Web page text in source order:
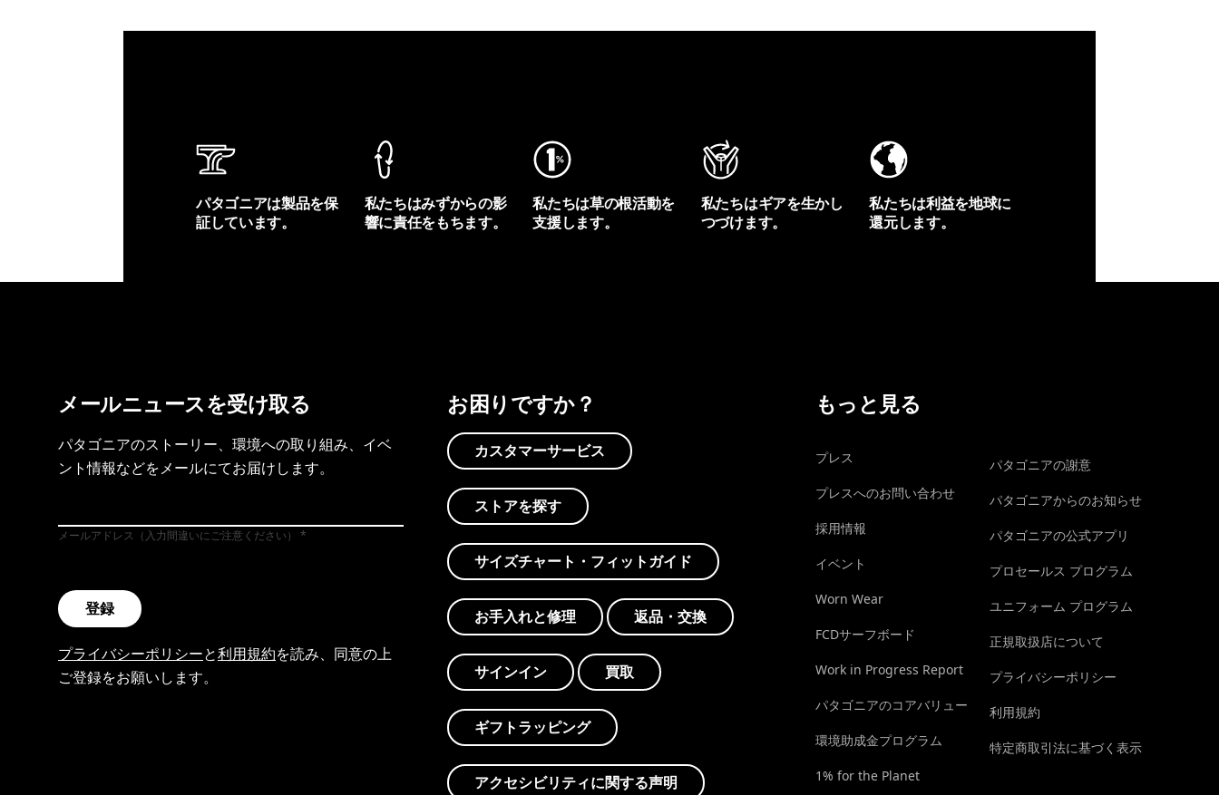
パタゴニアは製品を保
証しています。
私たちはみずからの影
響に責任をもちます。
私たちは草の根活動を
支援します。
私たちはギアを生かし
つづけます。
私たちは利益を地球に
還元します。
メールニュースを受け取る
パタゴニアのストーリー、環境への取り組み、イベ
ント情報などをメールにてお届けします。
メールアドレス（入力間違いにご注意ください）
登録
プライバシーポリシーと利用規約を読み、同意の上
ご登録をお願いします。
お困りですか？
カスタマーサービス
ストアを探す
サイズチャート・フィットガイド
お手入れと修理 返品・交換
サインイン 買取
ギフトラッピング
アクセシビリティに関する声明
もっと見る
プレス
プレスへのお問い合わせ
採用情報
イベント
Worn Wear
FCDサーフボード
Work in Progress Report
パタゴニアのコアバリュー
環境助成金プログラム
1% for the Planet
パタゴニアの謝意
パタゴニアからのお知らせ
パタゴニアの公式アプリ
プロセールス プログラム
ユニフォーム プログラム
正規取扱店について
プライバシーポリシー
利用規約
特定商取引法に基づく表示